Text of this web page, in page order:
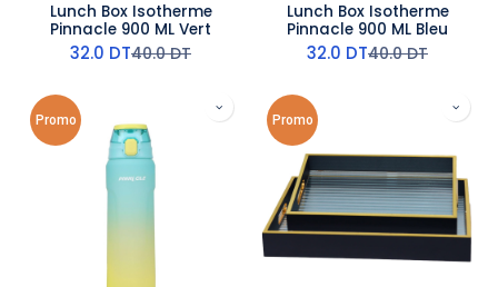
Lunch Box Isotherme
Pinnacle 900 ML Vert
32.0 DT40.0DT
Lunch Box Isotherme
Pinnacle 900 ML Bleu
32.0 DT40.0DT
Promo Promo